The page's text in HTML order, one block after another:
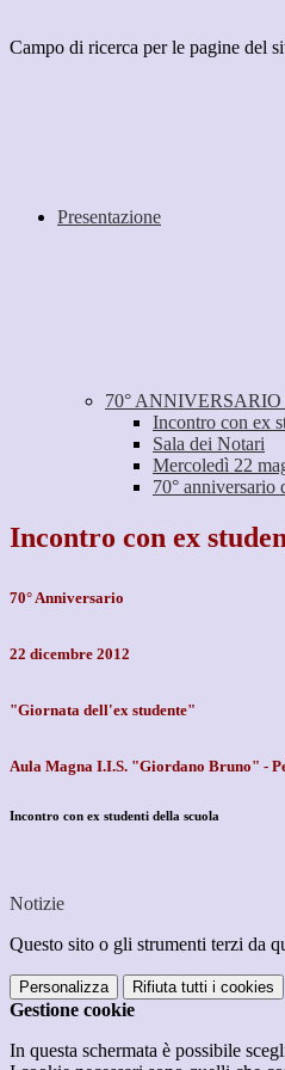
Campo di ricerca per le pagine del
Presentazione
70° ANNIVERSARIO
Incontro con ex
Sala dei Notari
Mercoledì 22
70° anniversario
Incontro con ex
70° Anniversario
22 dicembre 2012
"Giornata dell'ex studente"
Aula Magna I.I.S. "Giordano Bruno" -
Incontro con ex studenti della scuola
Notizie
Questo sito o gli strumenti terzi da
Personalizza Rifiuta tutti i cookies
Gestione cookie
In questa schermata è possibile